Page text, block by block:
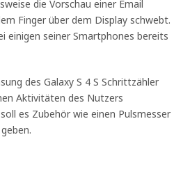
die Vorschau einer Email
Finger über dem Display schwebt.
einigen seiner Smartphones bereits
des Galaxy S 4 S Schrittzähler
Aktivitäten des Nutzers
es Zubehör wie einen Pulsmesser